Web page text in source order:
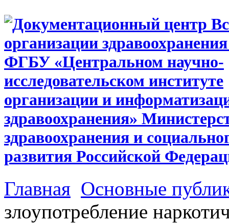
Главная Основные
злоупотребление